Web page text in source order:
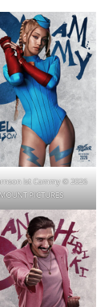
ist Cammy © 2026
PICTURES